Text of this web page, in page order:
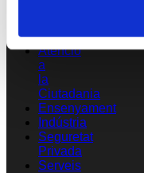
Atenció
a
la
Ciutadania
Ensenyament
Indústria
Seguretat
Privada
Serveis